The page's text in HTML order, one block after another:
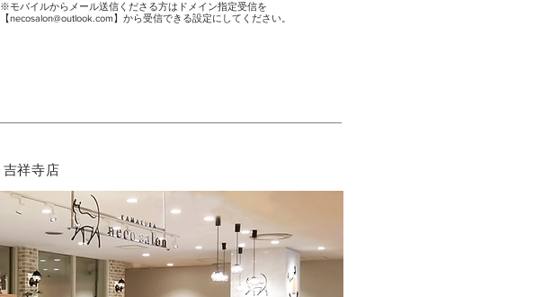
※モバイルからメール送信くださる方はドメイン指定受信を
【necosalon@outlook.com】から受信できる設定にしてください。
吉祥寺店